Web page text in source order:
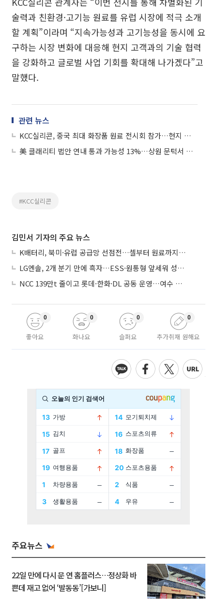
술력과 친환경·고기능 원료를 유럽 시장에 적극 소개
할 계획”이라며 “지속가능성과 고기능성을 동시에 요
구하는 시장 변화에 대응해 현지 고객과의 기술 협력
을 강화하고 글로벌 사업 기회를 확대해 나가겠다”고
말했다.
관련 뉴스
KCC실리콘, 중국 최대 화장품 원료 전시회 참가…현지 기술 마케팅 강화
美 클래리티 법안 연내 통과 가능성 13%…상원 문턱서 제동
#KCC실리콘
김민서 기자의 주요 뉴스
K배터리, 북미·유럽 공급망 선점전…셀부터 원료까지 현지화
LG엔솔, 2개 분기 만에 흑자…ESS·원통형 앞세워 성장 가속
NCC 139만t 줄이고 롯데·한화·DL 공동 운영…여수 1호 본궤도
좋아요
0
화나요
0
슬퍼요
0
추가취재 원해요
0
주요뉴스
22일 만에 다시 문 연 홈플러스…정상화 바
쁜데 재고 없어 ‘발동동’[가보니]